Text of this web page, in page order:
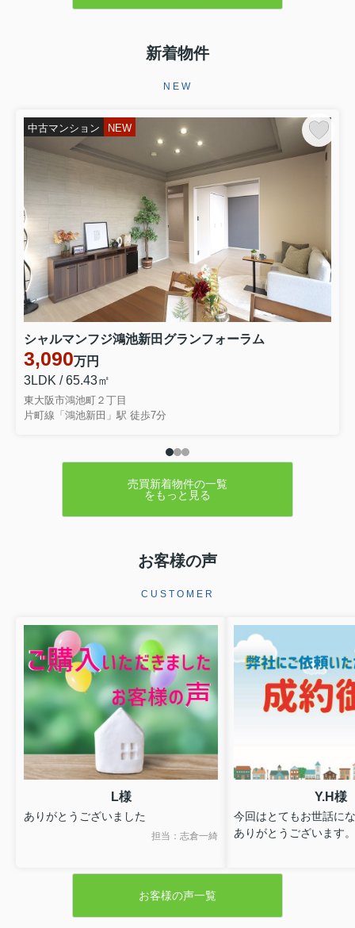
2026.07.10
東大阪市衣摺５丁目 売り土地をご契
ございます。お引き渡しまで、ご満足
任を持ってサポートさせていただ...
2026.06.29
☆★☆成約御礼☆★☆
東大阪市永和３丁目 中古テラスハウ
スをご契約いただきましたこの度はミ
ーツ不動産をいただき誠にありがとう
ございます。無事ご成約に至ることが
でき大変嬉しく思っております。リフ
ォームでお時間を頂き恐縮ではご...
2026.06.28
☆★☆成約御礼☆★☆
東大阪市大蓮南４丁目 中古一戸建を
足いただけるよう引きつづきしっ...
新着物件
NEW
中古マンション NEW
シャルマンフジ鴻池新田グランフォーラム
3,090万円
3LDK / 65.43㎡
東大阪市鴻池町２丁目
片町線「鴻池新田」駅 徒歩7分
売買新着物件の一覧
をもっと見る
お客様の声
CUSTOMER
L様
ありがとうございました
担当：志倉一綺
Y.H様
今回はとてもお世話に
ありがとうございます。
お客様の声一覧